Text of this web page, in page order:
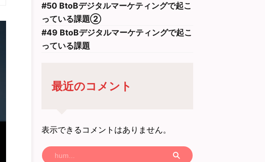
#50 BtoBデジタルマーケティングで起こ
っている課題②
#49 BtoBデジタルマーケティングで起こ
っている課題
最近のコメント
表示できるコメントはありません。